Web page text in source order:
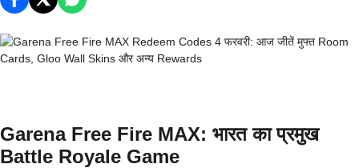
Garena Free Fire MAX: भारत का प्रमुख
Battle Royale Game